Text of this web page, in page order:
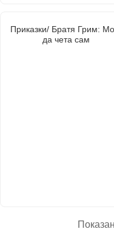
Приказки/ Братя Грим:
да чета сам